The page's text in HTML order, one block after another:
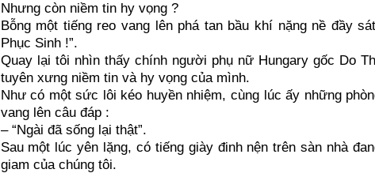
Nhưng còn niềm tin hy vọng ?
Bỗng một tiếng reo vang lên phá tan bầu khí nặng nề đầy
Phục Sinh !”.
Quay lại tôi nhìn thấy chính người phụ nữ Hungary gốc Do
tuyên xưng niềm tin và hy vọng của mình.
Như có một sức lôi kéo huyền nhiệm, cùng lúc ấy những
vang lên câu đáp :
– “Ngài đã sống lại thật”.
Sau một lúc yên lặng, có tiếng giày đinh nện trên sàn nhà
giam của chúng tôi.